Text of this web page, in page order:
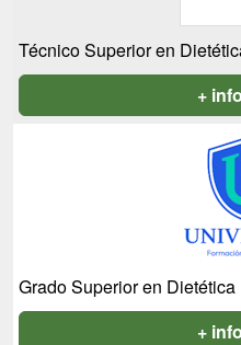
Técnico Superior en
+
Grado Superior en Dietética
+